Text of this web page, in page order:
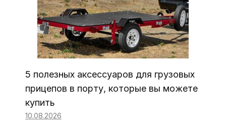
5 полезных аксессуаров для грузовых
прицепов в порту, которые вы можете
купить
10.08.2026